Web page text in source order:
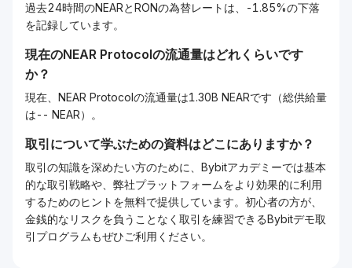
過去24時間のNEARとRONの為替レートは、-1.85%の下落
を記録しています。
現在のNEAR Protocolの流通量はどれくらいです
か？
現在、NEAR Protocolの流通量は1.30B NEARです（総供給量
は-- NEAR）。
取引について学ぶための資料はどこにありますか？
取引の知識を深めたい方のために、Bybitアカデミーでは基本
的な取引戦略や、弊社プラットフォームをより効果的に利用
するためのヒントを無料で提供しています。初心者の方が、
金銭的なリスクを負うことなく取引を練習できるBybitデモ取
引プログラムもぜひご利用ください。